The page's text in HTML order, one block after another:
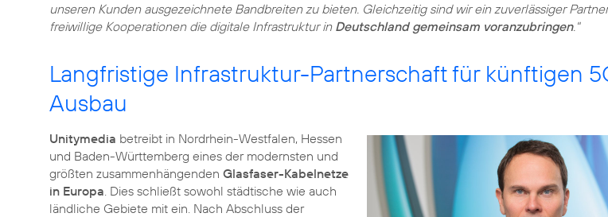
unseren Kunden ausgezeichnete Bandbreiten zu bieten. Gleichzeitig sind wir ein zuverlässiger
freiwillige Kooperationen die digitale Infrastruktur in Deutschland gemeinsam voranzubringen."
Langfristige Infrastruktur-Partnerschaft für künftigen
Ausbau
Unitymedia betreibt in Nordrhein-Westfalen, Hessen
und Baden-Württemberg eines der modernsten und
größten zusammenhängenden Glasfaser-Kabelnetze
in Europa. Dies schließt sowohl städtische wie auch
ländliche Gebiete mit ein. Nach Abschluss der